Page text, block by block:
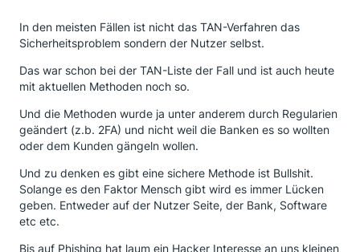
In den meisten Fällen ist nicht das TAN-Verfahren das
Sicherheitsproblem sondern der Nutzer selbst.
Das war schon bei der TAN-Liste der Fall und ist auch heute
mit aktuellen Methoden noch so.
Und die Methoden wurde ja unter anderem durch Regularien
geändert (z.b. 2FA) und nicht weil die Banken es so wollten
oder dem Kunden gängeln wollen.
Und zu denken es gibt eine sichere Methode ist Bullshit.
Solange es den Faktor Mensch gibt wird es immer Lücken
geben. Entweder auf der Nutzer Seite, der Bank, Software
etc etc.
Bis auf Phishing hat laum ein Hacker Interesse an uns kleinen